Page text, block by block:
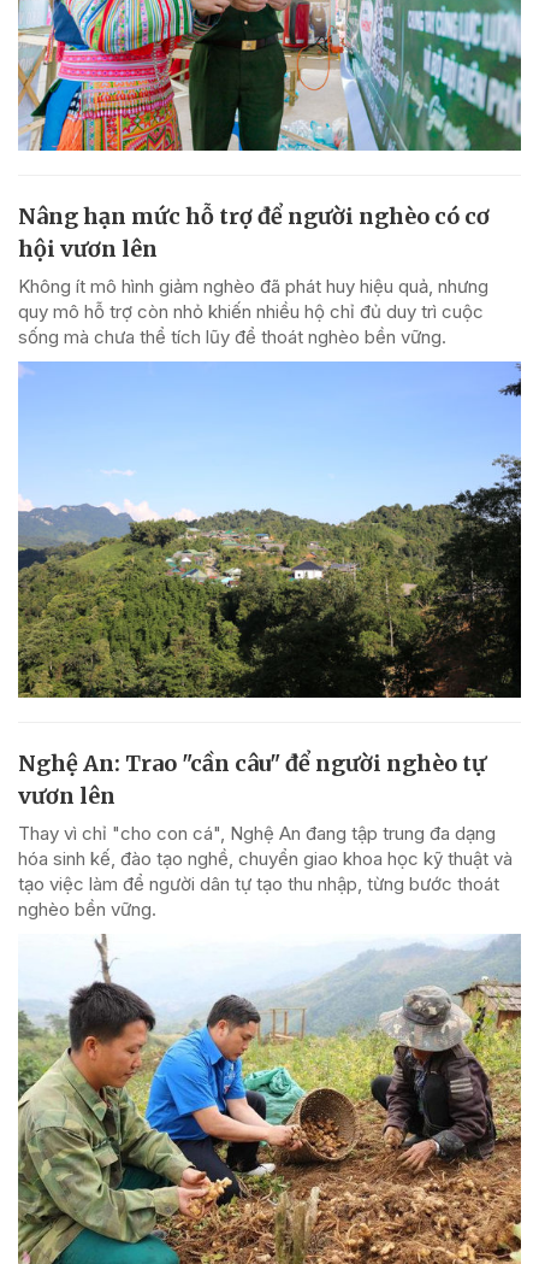
Nâng hạn mức hỗ trợ để người nghèo có cơ
hội vươn lên
Không ít mô hình giảm nghèo đã phát huy hiệu quả, nhưng
quy mô hỗ trợ còn nhỏ khiến nhiều hộ chỉ đủ duy trì cuộc
sống mà chưa thể tích lũy để thoát nghèo bền vững.
Nghệ An: Trao "cần câu" để người nghèo tự
vươn lên
Thay vì chỉ "cho con cá", Nghệ An đang tập trung đa dạng
hóa sinh kế, đào tạo nghề, chuyển giao khoa học kỹ thuật và
tạo việc làm để người dân tự tạo thu nhập, từng bước thoát
nghèo bền vững.